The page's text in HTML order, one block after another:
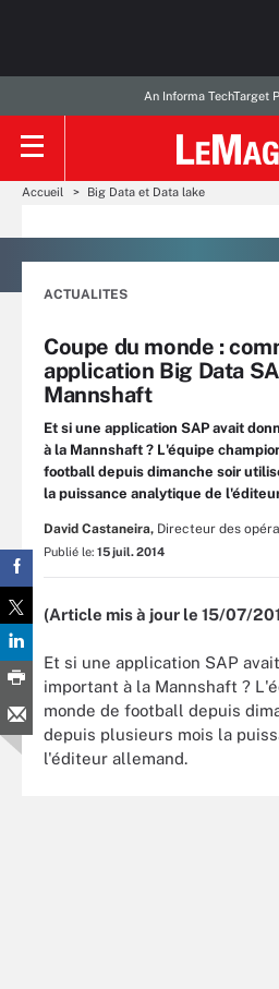
An Informa TechTarget
Accueil Big Data et Data lake
ACTUALITES
Coupe du monde :
application Big Data
Mannshaft
Et si une application SAP avait
à la Mannshaft ? L'équipe
football depuis dimanche soir
la puissance analytique de
David Castaneira, Directeur des
Publié le: 15 juil. 2014
(Article mis à jour le 15/07/
Et si une application SAP
important à la Mannshaft ?
monde de football depuis
depuis plusieurs mois la
l'éditeur allemand.